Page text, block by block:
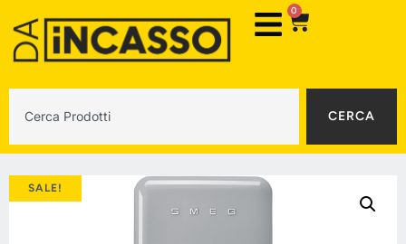
0
CERCA
SALE!